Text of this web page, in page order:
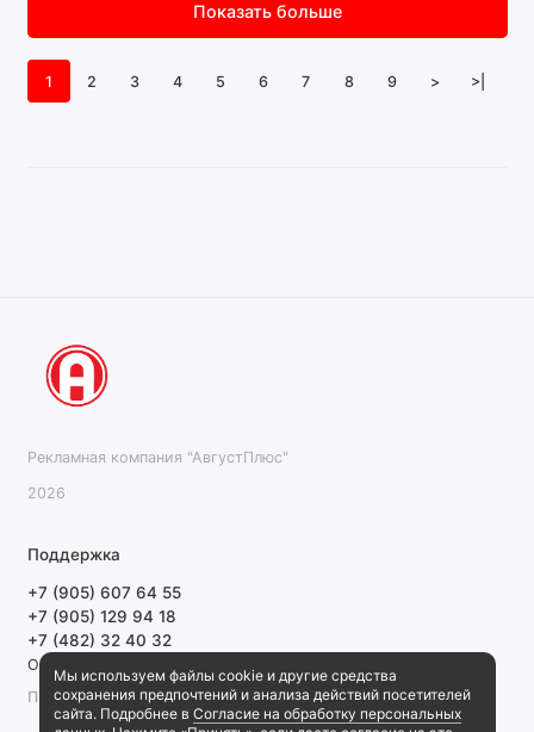
1 2 3 4 5 6 7 8 9 > >|
Показать больше
Мы используем файлы cookie и другие средства
сохранения предпочтений и анализа действий посетителей
сайта. Подробнее в Согласие на обработку персональных
Рекламная компания "АвгустПлюс"
2026
Поддержка
+7 (905) 607 64 55
+7 (905) 129 94 18
+7 (482) 32 40 32
Обратный звонок
ПН-ПТ 9:00-18:00 СБ, ВС выходной